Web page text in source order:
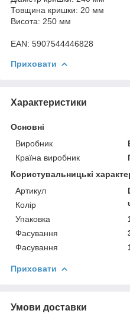
Товщина кришки: 20 мм
Висота: 250 мм
EAN: 5907544446828
Приховати
Характеристики
Основні
Виробник
Країна виробник
Користувальницькі
Артикул
Колір
Упаковка
Фасування
Фасування
Приховати
Умови доставки